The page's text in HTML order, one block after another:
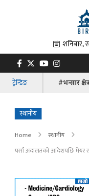
ट्रेन्डिङ #भन्सार
स्थानीय
Home
स्थानीय
पर्सा अदालतको आदेशपछि मेयर